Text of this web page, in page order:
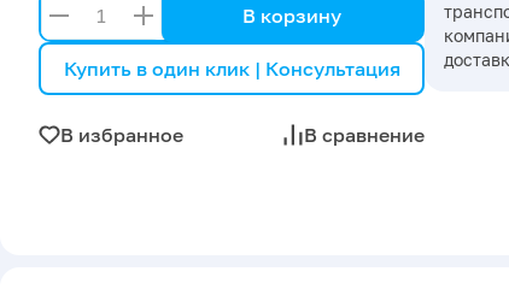
В корзину
Купить в один клик | Консультация
В избранное В сравнение